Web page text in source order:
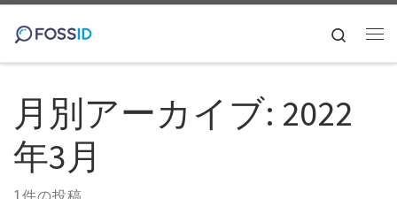
コンテンツへスキップ
Search
月別アーカイブ: 2022
年3月
1件の投稿